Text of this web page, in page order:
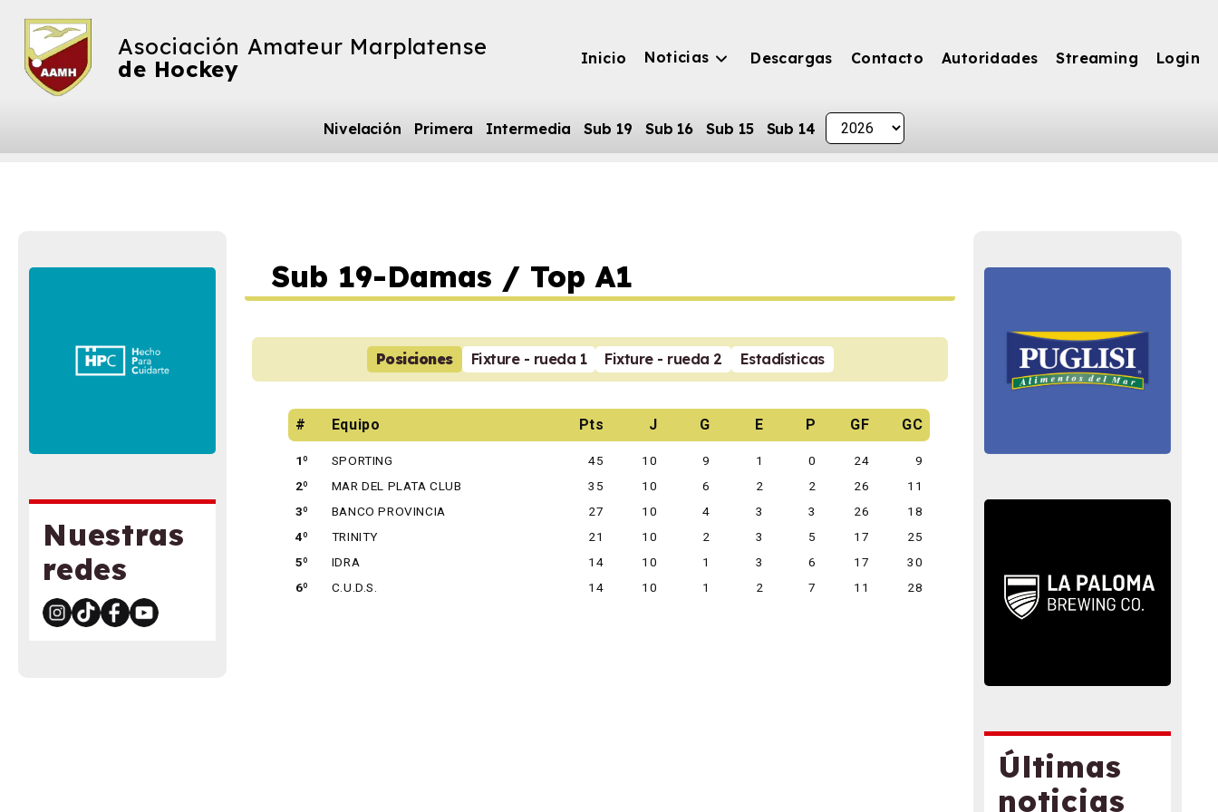
Asociación Amateur Marplatense
de Hockey
Inicio Noticias Descargas Contacto Autoridades Streaming Login
Nivelación Primera Intermedia Sub 19 Sub 16 Sub 15 Sub 14
Nuestras
redes
Sub 19-Damas / Top A1
Posiciones Fixture - rueda 1 Fixture - rueda 2 Estadísticas
# Equipo Pts J G E P GF GC
1º SPORTING 45 10 9 1 0 24
9
2º
MAR DEL PLATA CLUB 35 10 6 2 2 26
11
3º
BANCO PROVINCIA 27 10 4 3 3 26
18
4º
TRINITY 21 10 2 3 5 17
25
5º
IDRA 14 10 1 3 6 17
30
6º
C.U.D.S. 14 10 1 2 7 11 28
Últimas
noticias